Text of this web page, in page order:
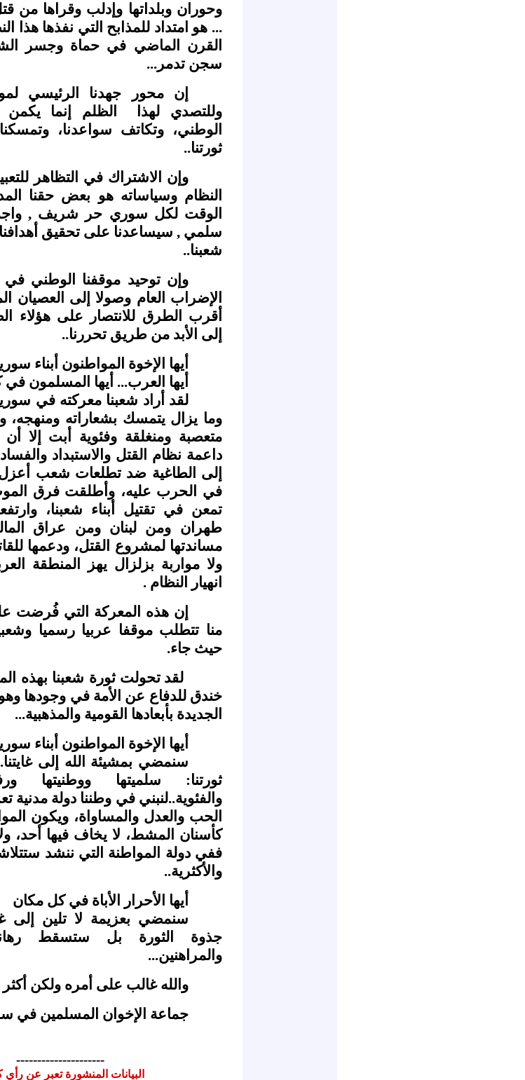
وحوران وبلداتها وإدلب وقراها من
... هو امتداد للمذابح التي نفذها هذا
القرن الماضي في حماة وجسر
سجن تدمر...
إن محور جهدنا الرئيسي
وللتصدي لهذا
الظلم إنما
الوطني، وتكاتف سواعدنا،
ثورتنا..
وإن الاشتراك في التظاهر
النظام وسياساته هو بعض حقنا
الوقت لكل سوري حر شريف ,
سلمي , سيساعدنا على تحقيق
شعبنا..
وإن توحيد موقفنا الوطني في
الإضراب العام وصولا إلى
أقرب الطرق للانتصار على هؤلاء
إلى الأبد من طريق تحررنا..
أيها الإخوة المواطنون أبناء
أيها العرب... أيها المسلمون
لقد أراد شعبنا معركته في
وما يزال يتمسك بشعاراته ومنهجه،
متعصبة ومنغلقة وفئوية أبت إلا
داعمة نظام القتل والاستبداد
إلى الطاغية ضد تطلعات شعب
في الحرب عليه، وأطلقت فرق
تمعن في تقتيل أبناء شعبنا،
طهران ومن لبنان ومن عراق
مساندتها لمشروع القتل، ودعمها
ولا مواربة بزلزال يهز المنطقة
انهيار النظام .
إن هذه المعركة التي فُرضت
منا تتطلب موقفا عربيا رسميا
حيث جاء.
لقد تحولت ثورة شعبنا بهذه
خندق للدفاع عن الأمة في وجودها
الجديدة بأبعادها القومية والمذهبية...
أيها الإخوة المواطنون أبناء
سنمضي بمشيئة الله إلى
ثورتنا: سلميتها ووطنيتها
والفئوية..لنبني في وطننا دولة مدنية
الحب والعدل والمساواة، ويكون
كأسنان المشط، لا يخاف فيها أحد،
ففي دولة المواطنة التي ننشد
والأكثرية..
أيها الأحرار الأباة في كل مكان
سنمضي بعزيمة لا تلين إلى
جذوة الثورة بل ستسقط
والمراهنين...
والله غالب على أمره ولكن أكثر
جماعة الإخوان المسلمين في
---------------------
البيانات المنشورة تعبر عن رأي